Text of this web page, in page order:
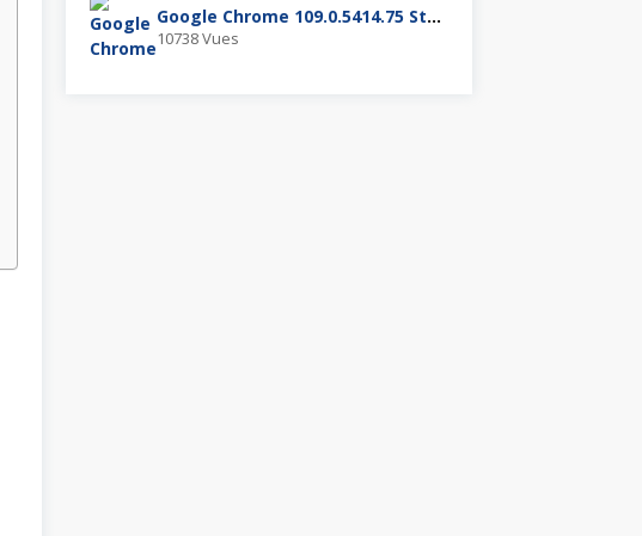
Google Chrome 109.0.5414.75 Stable
10738 Vues